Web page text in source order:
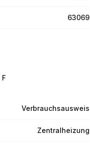
63069
F
Verbrauchsausweis
Zentralheizung